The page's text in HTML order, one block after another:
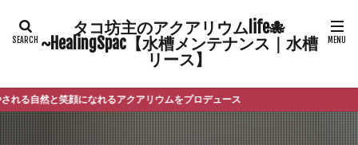
タコ坊主のアクアリウムlife🐙
~HealingSpac【水槽メンテナンス｜水槽
リース】
顔になれるアクアリウムをプロデュース